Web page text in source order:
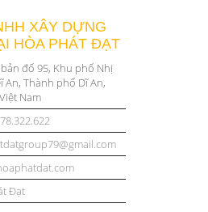
XÂY DỰNG
HÒA PHÁT ĐẠT
đố 95, Khu phố Nhị
An, Thành phố Dĩ An,
Nam
Đạt